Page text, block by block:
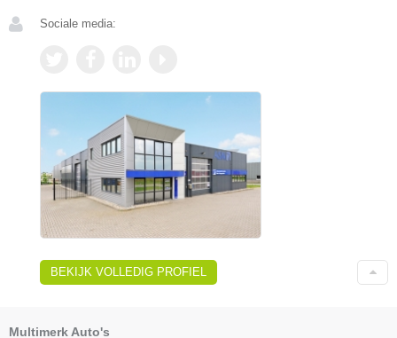
Sociale media:
BEKIJK VOLLEDIG PROFIEL
Multimerk Auto's